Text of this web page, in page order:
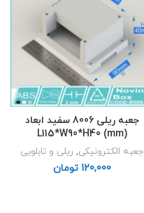
جعبه ریلی 8006 سفید ابعاد
L115*W90*H40 (mm)
جعبه الکترونیکی, ریلی و تابلویی
تومان